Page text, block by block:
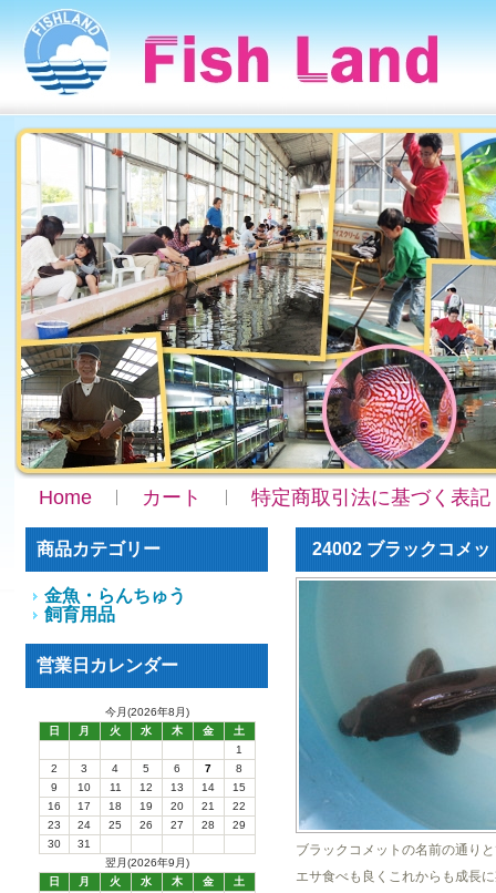
Home カート 特定商取引法に基づく表記
商品カテゴリー
金魚・らんちゅう
飼育用品
営業日カレンダー
今月(2026年8月)
日
月 火 水 木 金
土
1
2
3 4 5 6 7
8
9
10 11 12 13 14
15
16
17 18 19 20 21
22
23
24 25 26 27 28
29
30
31
翌月(2026年9月)
日
月 火 水 木 金
土
24002 ブラックコメ
ブラックコメットの名前の通り
エサ食べも良くこれからも成長